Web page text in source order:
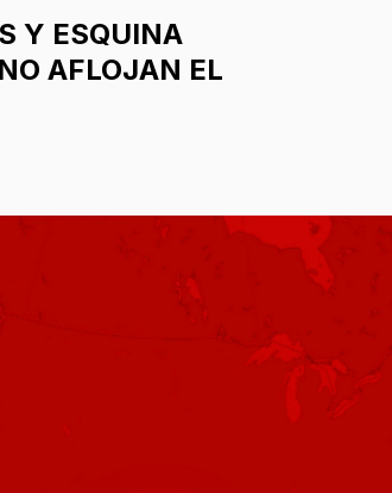
Y ESQUINA
AFLOJAN EL